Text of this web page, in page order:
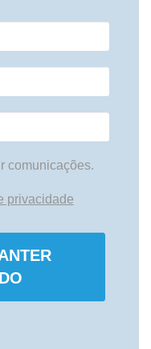
comunicações.
privacidade